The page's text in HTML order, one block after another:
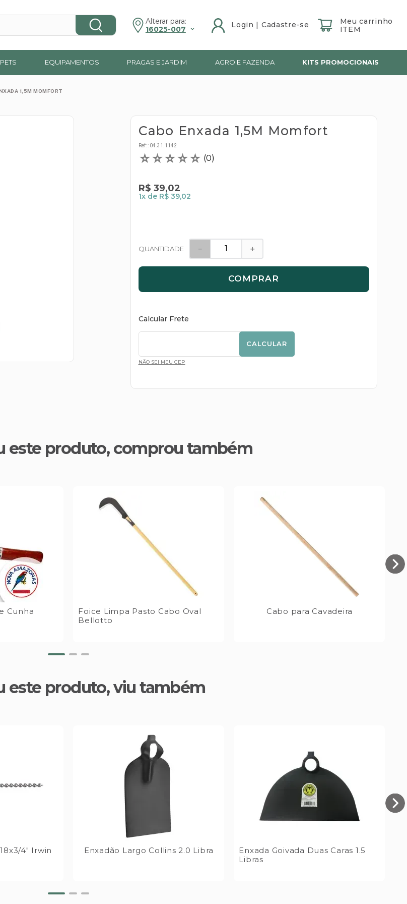
Alterar para:
16025-007
PETS EQUIPAMENTOS PRAGAS E JARDIM AGRO E FAZENDA KITS PROMOCIONAIS
1,5M MOMFORT
Cabo Enxada 1,5M Momfort
Ref: : 04.31.1142
☆☆☆☆☆ (0)
R$ 39,02
1x de R$ 39,02
QUANTIDADE ＋
－
COMPRAR
Calcular Frete
CALCULAR
NÃO SEI MEU CEP
este produto, comprou também
Cunha
Foice Limpa Pasto Cabo Oval
Bellotto
Cabo para Cavadeira
este produto, viu também
4" Irwin Enxadão Largo Collins 2.0 Libra
Enxada Goivada Duas Caras 1.5
Libras